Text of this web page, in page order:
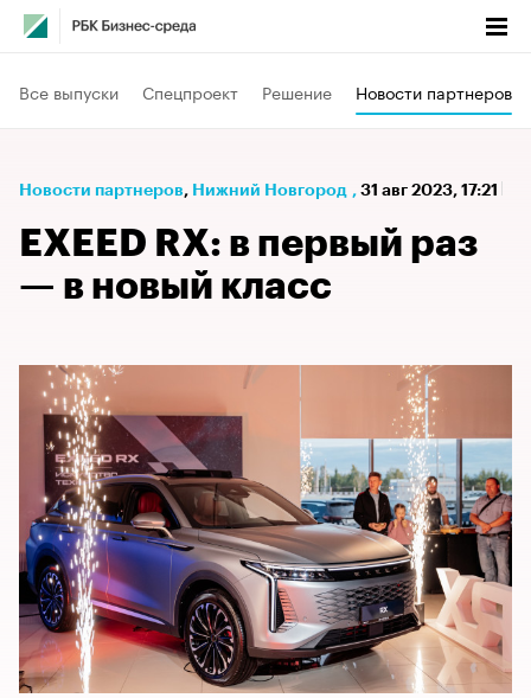
Все выпуски Спецпроект Решение Новости партнеров
Новости партнеров⁠, Нижний Новгород , 31 авг 2023, 17:21
EXEED RX: в первый раз
— в новый класс